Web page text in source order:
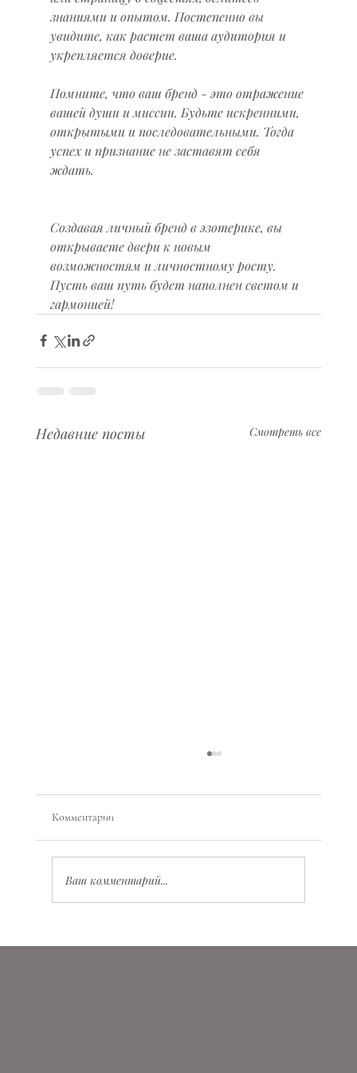
знаниями и опытом. Постепенно вы
увидите, как растет ваша аудитория и
укрепляется доверие.
Помните, что ваш бренд - это отражение
вашей души и миссии. Будьте искренними,
открытыми и последовательными. Тогда
успех и признание не заставят себя
ждать.
Создавая личный бренд в эзотерике, вы
открываете двери к новым
возможностям и личностному росту.
Пусть ваш путь будет наполнен светом и
гармонией!
Недавние посты Смотреть все
Комментарии
Ваш комментарий...